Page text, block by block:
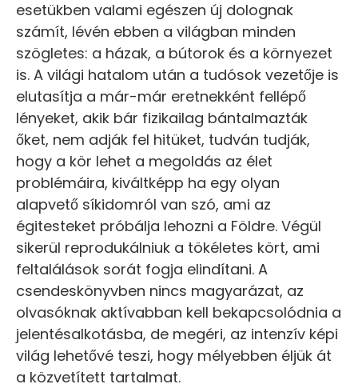
esetükben valami egészen új dolognak
számít, lévén ebben a világban minden
szögletes: a házak, a bútorok és a környezet
is. A világi hatalom után a tudósok vezetője is
elutasítja a már-már eretnekként fellépő
lényeket, akik bár fizikailag bántalmazták
őket, nem adják fel hitüket, tudván tudják,
hogy a kör lehet a megoldás az élet
problémáira, kiváltképp ha egy olyan
alapvető síkidomról van szó, ami az
égitesteket próbálja lehozni a Földre. Végül
sikerül reprodukálniuk a tökéletes kört, ami
feltalálások sorát fogja elindítani. A
csendeskönyvben nincs magyarázat, az
olvasóknak aktívabban kell bekapcsolódnia a
jelentésalkotásba, de megéri, az intenzív képi
világ lehetővé teszi, hogy mélyebben éljük át
a közvetített tartalmat.